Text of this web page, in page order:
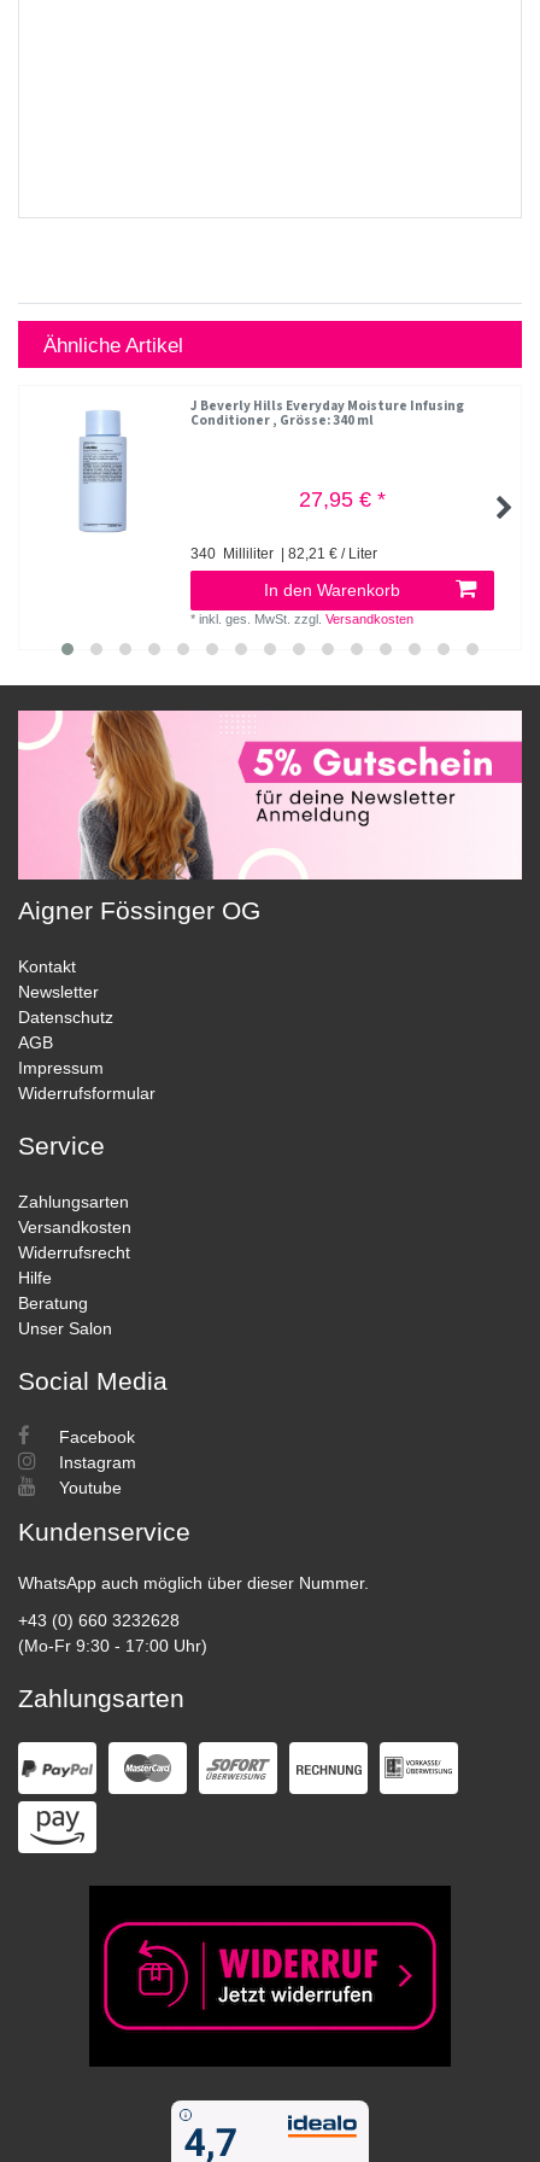
Ähnliche Artikel
J Beverly Hills Everyday Moisture Infusing
Conditioner , Grösse: 340 ml
27,95 € *
340 Milliliter | 82,21 € / Liter
In den Warenkorb
*inkl. ges. MwSt. zzgl.Versandkosten
Aigner Fössinger OG
Kontakt
Newsletter
Datenschutz
AGB
Impressum
Widerrufsformular
Service
Zahlungsarten
Versandkosten
Widerrufsrecht
Hilfe
Beratung
Unser Salon
Social Media
Facebook
Instagram
Youtube
Kundenservice
WhatsApp auch möglich über dieser Nummer.
+43 (0) 660 3232628
(Mo-Fr 9:30 - 17:00 Uhr)
Zahlungsarten